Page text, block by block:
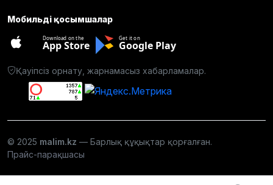
Мобильді қосымшалар
Download on the
App Store
Get it on
Google Play
Қауіпсіз орнату, жарнамасыз хабарламалар.
© 2025 malim.kz — Барлық құқықтар қорғалған.
Прайс-парақшасы